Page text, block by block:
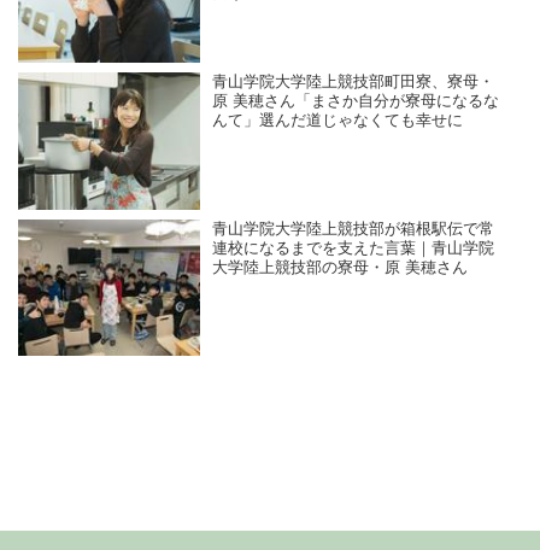
青山学院大学陸上競技部町田寮、寮母・
原 美穂さん「まさか自分が寮母になるな
んて」選んだ道じゃなくても幸せに
青山学院大学陸上競技部が箱根駅伝で常
連校になるまでを支えた言葉｜青山学院
大学陸上競技部の寮母・原 美穂さん